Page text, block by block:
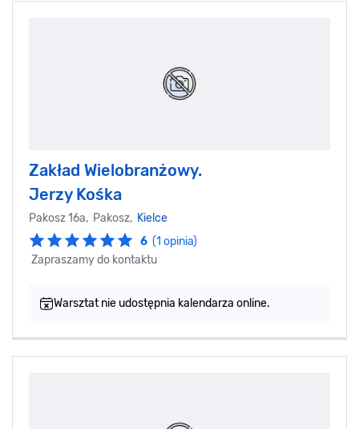
Zakład Wielobranżowy.
Jerzy Kośka
Pakosz 16a, Pakosz, Kielce
6 (1 opinia)
Zapraszamy do kontaktu
Warsztat nie udostępnia kalendarza online.